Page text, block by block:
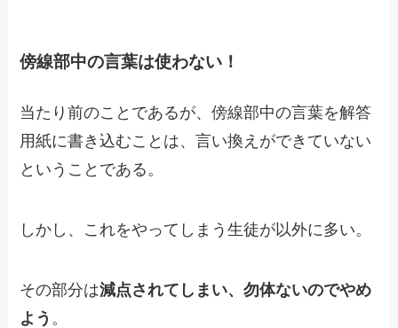
傍線部中の言葉は使わない！
当たり前のことであるが、傍線部中の言葉を解答
用紙に書き込むことは、言い換えができていない
ということである。
しかし、これをやってしまう生徒が以外に多い。
その部分は減点されてしまい、勿体ないのでやめ
よう 。